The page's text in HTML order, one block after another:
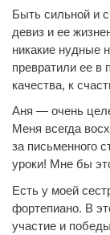
Быть сильной и
девиз и ее
никакие нудные
превратили ее в
качества, к
Аня — очень
Меня всегда
за письменного
уроки! Мне бы
Есть у моей
фортепиано. В
участие и